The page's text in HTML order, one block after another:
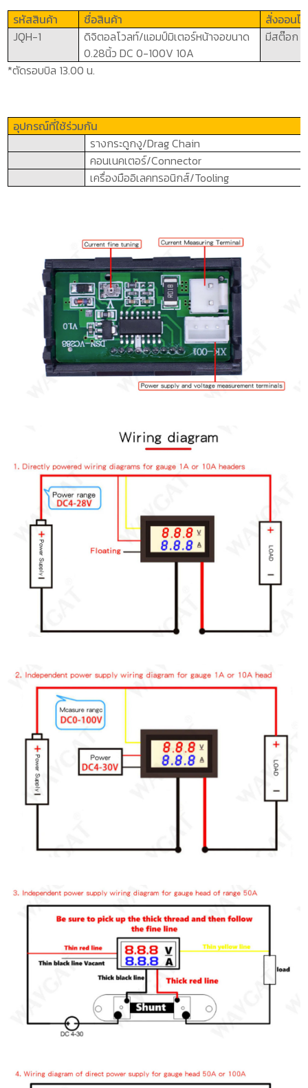
รหัสสินค้า
ชื่อสินค้า
สั่งออนไ
JQH-1
ดิจิตอลโวลท์/แอมป์มิเตอร์หน้าจอขนาด
0.28นิ้วDC0-100V 10A
มีสต๊อก
*ตัดรอบบิล 13.00 น.
อุปกรณ์ที่ใช้ร่วมกัน
รางกระดูกงู/Drag Chain
คอนเนคเตอร์/Connector
เครื่องมืออิเลคทรอนิกส์/Tooling